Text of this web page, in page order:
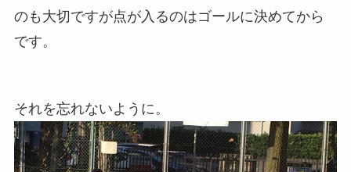
のも大切ですが点が入るのはゴールに決めてから
です。
それを忘れないように。